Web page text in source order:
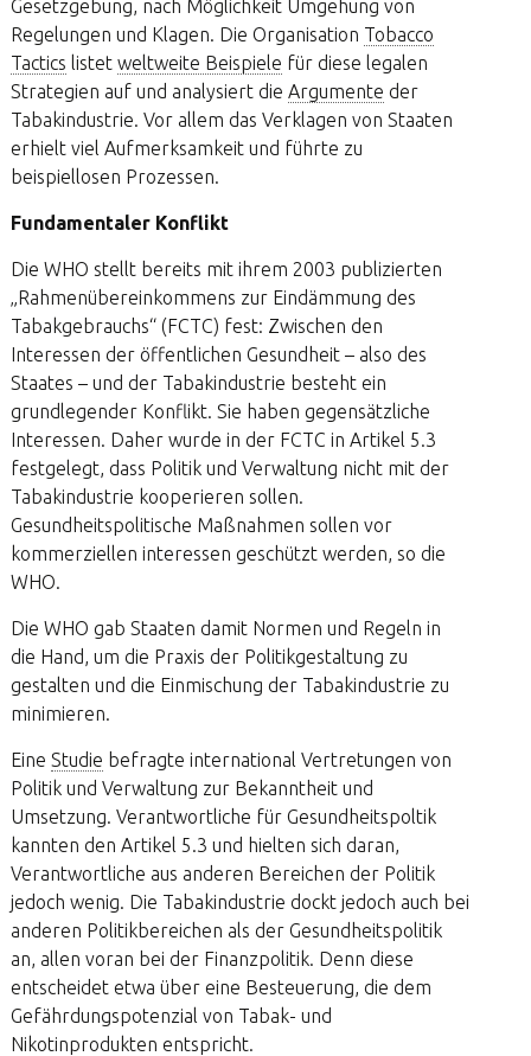
Gesetzgebung, nach Möglichkeit Umgehung von
Regelungen und Klagen. Die Organisation Tobacco
Tactics listet weltweite Beispiele für diese legalen
Strategien auf und analysiert die Argumente der
Tabakindustrie. Vor allem das Verklagen von Staaten
erhielt viel Aufmerksamkeit und führte zu
beispiellosen Prozessen.
Fundamentaler Konflikt
Die WHO stellt bereits mit ihrem 2003 publizierten
„Rahmenübereinkommens zur Eindämmung des
Tabakgebrauchs“ (FCTC) fest: Zwischen den
Interessen der öffentlichen Gesundheit – also des
Staates – und der Tabakindustrie besteht ein
grundlegender Konflikt. Sie haben gegensätzliche
Interessen. Daher wurde in der FCTC in Artikel 5.3
festgelegt, dass Politik und Verwaltung nicht mit der
Tabakindustrie kooperieren sollen.
Gesundheitspolitische Maßnahmen sollen vor
kommerziellen interessen geschützt werden, so die
WHO.
Die WHO gab Staaten damit Normen und Regeln in
die Hand, um die Praxis der Politikgestaltung zu
gestalten und die Einmischung der Tabakindustrie zu
minimieren.
Eine Studie befragte international Vertretungen von
Politik und Verwaltung zur Bekanntheit und
Umsetzung. Verantwortliche für Gesundheitspoltik
kannten den Artikel 5.3 und hielten sich daran,
Verantwortliche aus anderen Bereichen der Politik
jedoch wenig. Die Tabakindustrie dockt jedoch auch bei
anderen Politikbereichen als der Gesundheitspolitik
an, allen voran bei der Finanzpolitik. Denn diese
entscheidet etwa über eine Besteuerung, die dem
Gefährdungspotenzial von Tabak- und
Nikotinprodukten entspricht.